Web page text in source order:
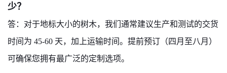
少？
答：对于地标大小的树木，我们通常建议生产和测试的交货
时间为 45-60 天，加上运输时间。提前预订（四月至八月）
可确保您拥有最广泛的定制选项。